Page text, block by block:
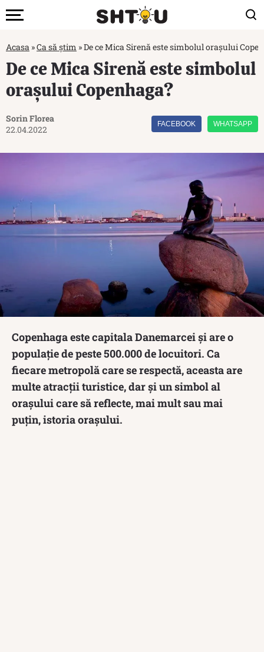
Acasa »Ca să știm »De ce Mica Sirenă este simbolul orașului
De ce Mica Sirenă este simbolul
orașului Copenhaga?
Sorin Florea
22.04.2022
FACEBOOK WHATSAPP
Copenhaga este capitala Danemarcei și are o
populație de peste 500.000 de locuitori. Ca
fiecare metropolă care se respectă, aceasta are
multe atracții turistice, dar și un simbol al
orașului care să reflecte, mai mult sau mai
puțin, istoria orașului.